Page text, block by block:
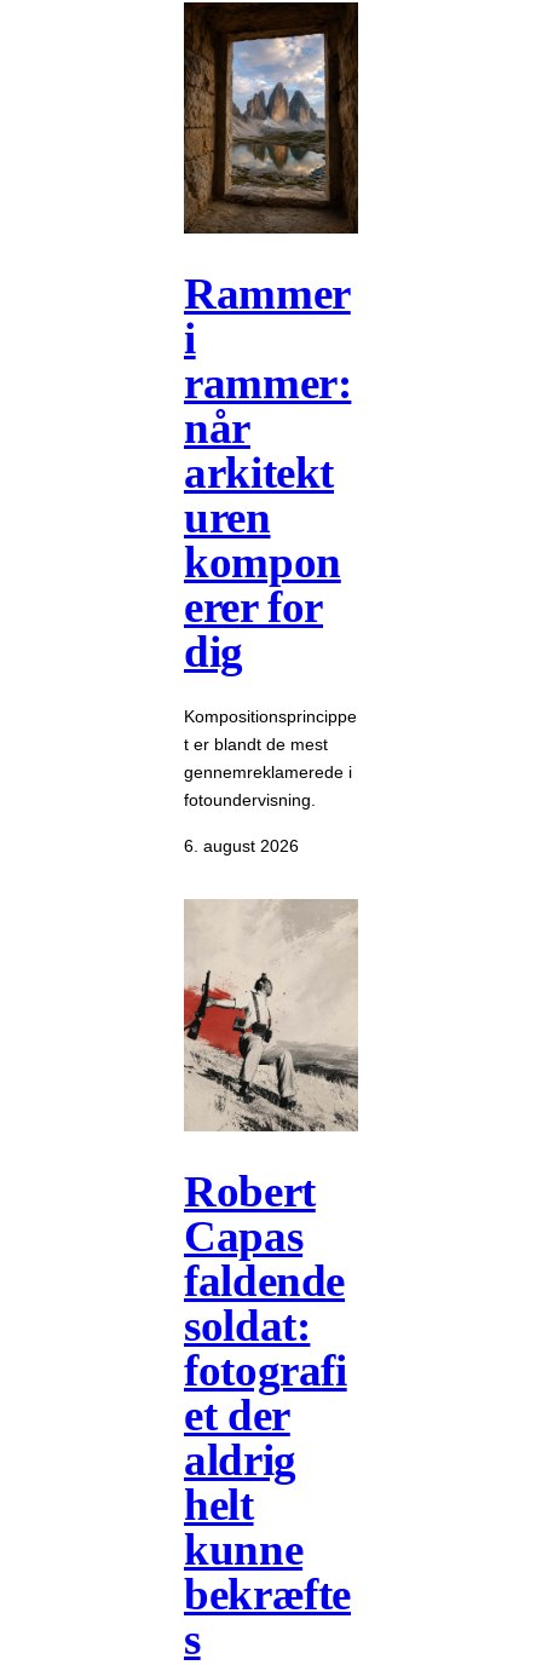
Rammer
i
rammer:
når
arkitekt
uren
kompon
erer for
dig
Kompositionsprincippe
t er blandt de mest
gennemreklamerede i
fotoundervisning.
6. august 2026
Robert
Capas
faldende
soldat:
fotografi
et der
aldrig
helt
kunne
bekræfte
s